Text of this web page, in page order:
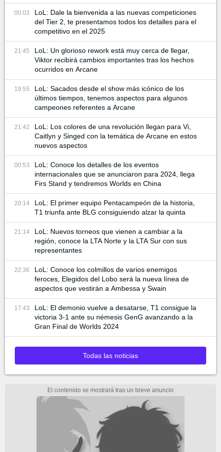
00:03
LoL: Dale la bienvenida a las nuevas competiciones
del Tier 2, te presentamos todos los detalles para el
competitivo en el 2025
21:45
LoL: Un glorioso rework está muy cerca de llegar,
Viktor recibirá cambios importantes tras los hechos
ocurridos en Arcane
19:55
LoL: Sacados desde el show más icónico de los
últimos tiempos, tenemos aspectos para algunos
campeones referentes a Arcane
21:42
LoL: Los colores de una revolución llegan para Vi,
Caitlyn y Singed con la temática de Arcane en estos
nuevos aspectos
00:53
LoL: Conoce los detalles de los eventos
internacionales que se anunciaron para 2024, llega
Firs Stand y tendremos Worlds en China
20:14
LoL: El primer equipo Pentacampeón de la historia,
T1 triunfa ante BLG consiguiendo alzar la quinta
21:14
LoL: Nuevos torneos que vienen a cambiar a la
región, conoce la LTA Norte y la LTA Sur con sus
representantes
22:36
LoL: Conoce los colmillos de varios enemigos
feroces, Elegidos del Lobo será la nueva línea de
aspectos que vestirán a Ambessa y Swain
17:43
LoL: El demonio vuelve a desatarse, T1 consigue la
victoria 3-1 ante su némesis GenG avanzando a la
Gran Final de Worlds 2024
Todas las noticias